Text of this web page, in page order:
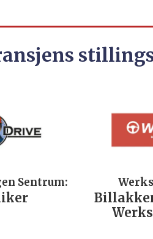
Werksta
Billakkerer
Werksta